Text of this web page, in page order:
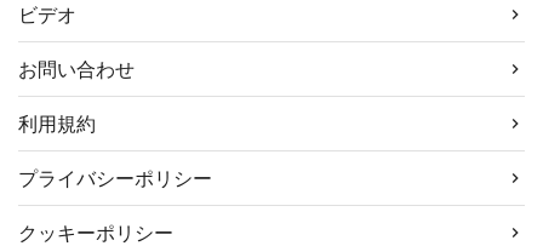
ビデオ
お問い合わせ
利用規約
プライバシーポリシー
クッキーポリシー